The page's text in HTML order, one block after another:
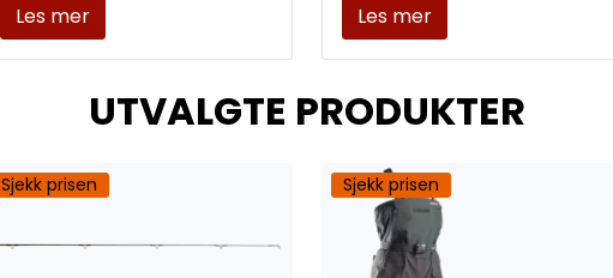
Les mer Les mer
UTVALGTE PRODUKTER
Sjekk prisen Sjekk prisen